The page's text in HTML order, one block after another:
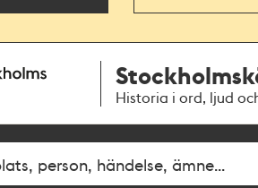
Historia i ord, ljud